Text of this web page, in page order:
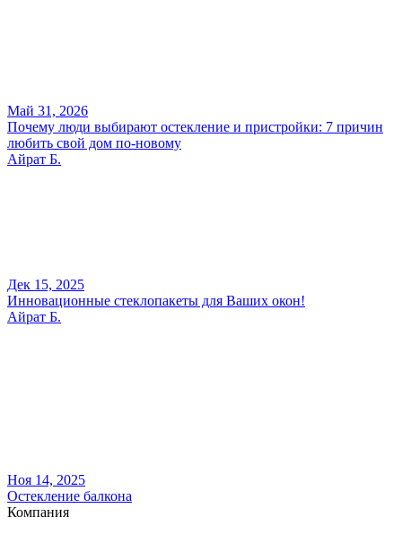
Май 31, 2026
Почему люди выбирают остекление и пристройки: 7 причин
любить свой дом по-новому
Айрат Б.
Дек 15, 2025
Инновационные стеклопакеты для Ваших окон!
Айрат Б.
Ноя 14, 2025
Остекление балкона
Компания